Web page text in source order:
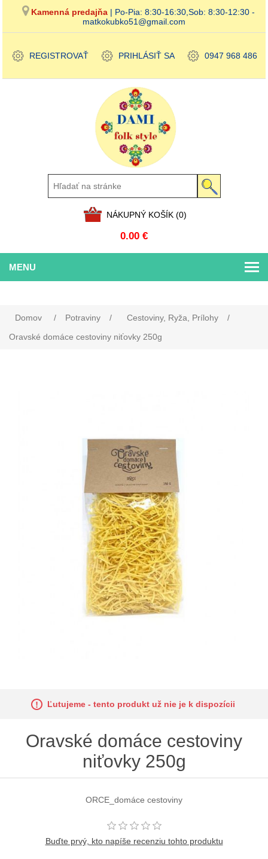
Kamenná predajňa | Po-Pia: 8:30-16:30,Sob: 8:30-12:30 -
matkokubko51@gmail.com
REGISTROVAŤ PRIHLÁSIŤ SA 0947 968 486
NÁKUPNÝ KOŠÍK (0)
0.00 €
MENU
Domov / Potraviny / Cestoviny, Ryža, Prílohy
/
Oravské domáce cestoviny niťovky 250g
Ľutujeme - tento produkt už nie je k dispozícii
Oravské domáce cestoviny
niťovky 250g
ORCE_domáce cestoviny
Buďte prvý, kto napíše recenziu tohto produktu